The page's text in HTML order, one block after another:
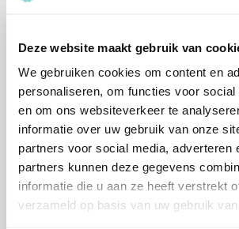
Deze website maakt gebruik van
We gebruiken cookies om content en
personaliseren, om functies voor social
en om ons websiteverkeer te
informatie over uw gebruik van onze
partners voor social media, adverteren
partners kunnen deze gegevens
informatie die u aan ze heeft verstrekt
verzameld op basis van uw gebruik
Bestel
Cupcake Mix (400g)
(Glutenvrij)
(BrandNewCake)
€3.29 Inclusief BTW €